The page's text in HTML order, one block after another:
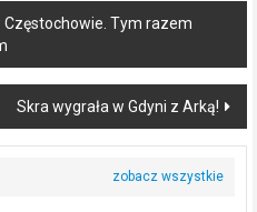
Częstochowie. Tym razem
Skra wygrała w Gdyni z Arką!